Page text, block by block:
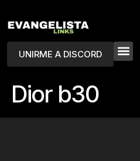
UNIRME A DISCORD
Dior b30